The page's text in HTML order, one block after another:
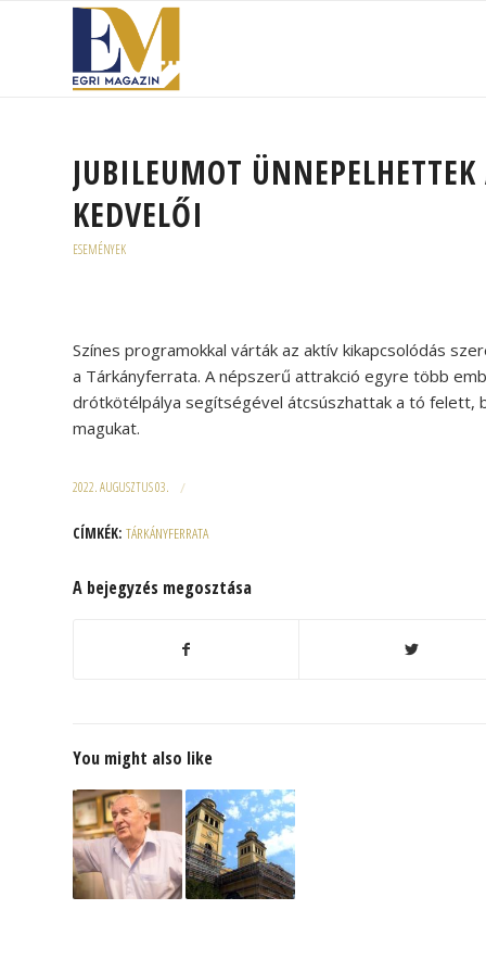
JUBILEUMOT
KEDVELŐI
ESEMÉNYEK
Színes programokkal várták az aktív kikapcsolódás
a Tárkányferrata. A népszerű attrakció egyre több
drótkötélpálya segítségével átcsúszhattak a tó felett,
magukat.
2022. AUGUSZTUS 03. /
CÍMKÉK: TÁRKÁNYFERRATA
A bejegyzés megosztása
You might also like